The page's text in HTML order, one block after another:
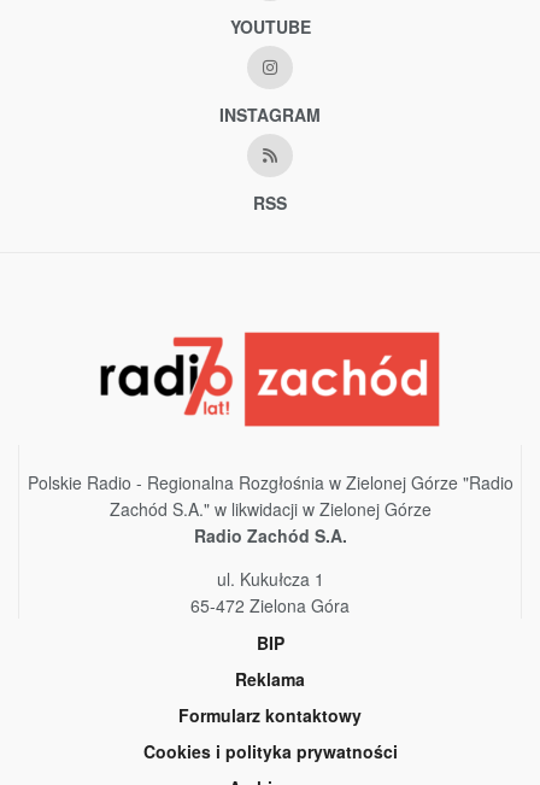
YOUTUBE
INSTAGRAM
RSS
Polskie Radio - Regionalna Rozgłośnia w Zielonej Górze "Radio
Zachód S.A." w likwidacji w Zielonej Górze
Radio Zachód S.A.
ul. Kukułcza 1
65-472 Zielona Góra
BIP
Reklama
Formularz kontaktowy
Cookies i polityka prywatności